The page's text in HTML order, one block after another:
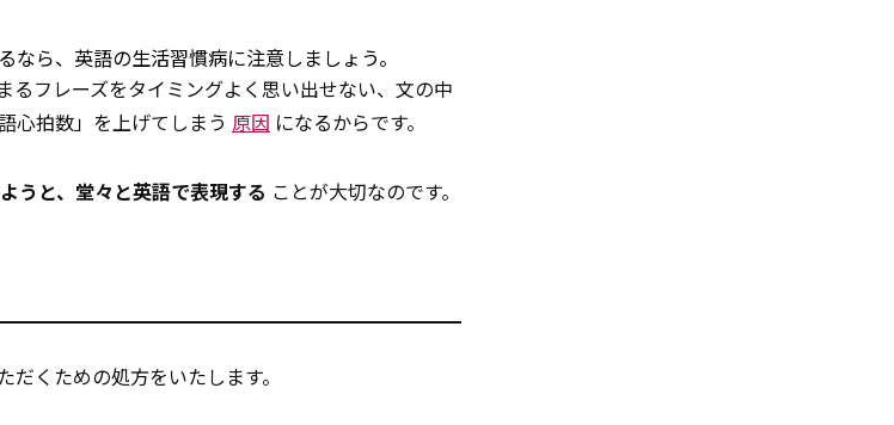
ら、英語の生活習慣病に注意しましょう。
フレーズをタイミングよく思い出せない、文の中
心拍数」を上げてしまう 原因 になるからです。
うと、堂々と英語で表現する ことが大切なのです。
だくための処方をいたします。